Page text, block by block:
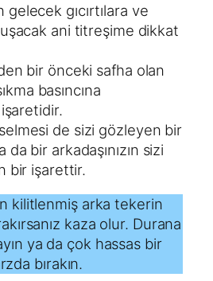
gıcırtılara ve
ani titreşime dikkat
bir önceki safha olan
basıncına
işaretidir.
de sizi gözleyen bir
bir arkadaşınızın sizi
bir işarettir.
kilitlenmiş arka tekerin
kaza olur. Durana
ya da çok hassas bir
bırakın.